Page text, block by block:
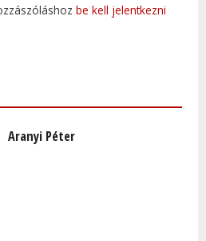
be kell jelentkezni
Aranyi Péter